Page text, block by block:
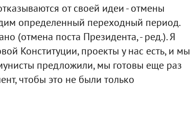
от своей идеи - отмены
определенный переходный период.
(отмена поста Президента, - ред.). Я
Конституции, проекты у нас есть, и мы
предложили, мы готовы еще раз
чтобы это не были только